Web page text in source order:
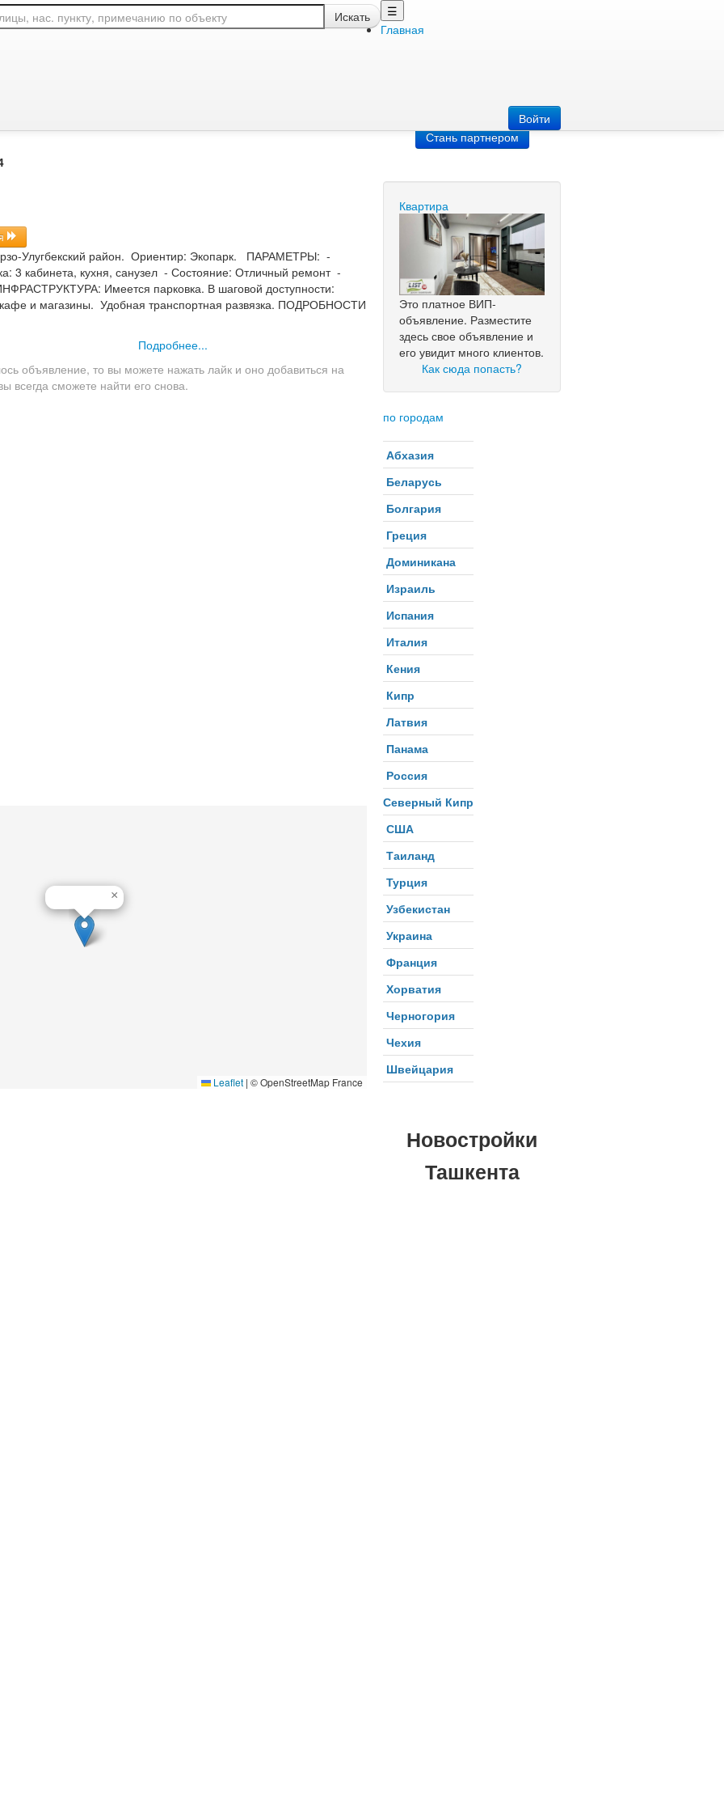
Искать
☰
Главная
Войти
Ташкент, ,
Улугбекский район. Ориентир: Экопарк. ​ ПАРАМЕТРЫ: -
кабинета, кухня, санузел - ​Состояние: Отличный ремонт -
Имеется парковка. В шаговой доступности:
и магазины. Удобная транспортная развязка. ​ ПОДРОБНОСТИ
Подробнее...
объявление, то вы можете нажать лайк и оно добавиться на
всегда сможете найти его снова.
×
Leaflet | © OpenStreetMap France
Стань партнером
Квартира
Это платное ВИП-
объявление. Разместите
здесь свое объявление и
его увидит много клиентов.
Как сюда попасть?
по городам
Абхазия
Беларусь
Болгария
Греция
Доминикана
Израиль
Испания
Италия
Кения
Кипр
Латвия
Панама
Россия
Северный Кипр
США
Таиланд
Турция
Узбекистан
Украина
Франция
Хорватия
Черногория
Чехия
Швейцария
Новостройки
Ташкента